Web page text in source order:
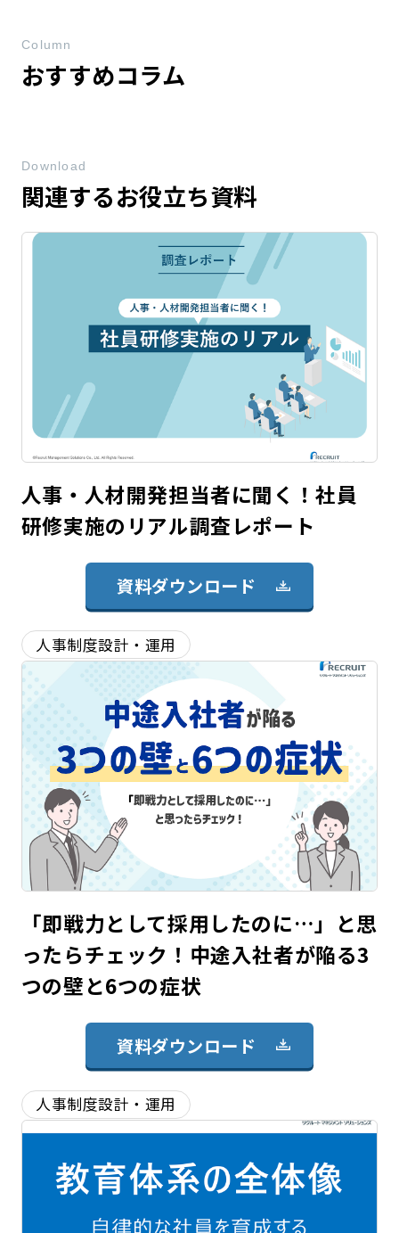
おすすめコラム
Column
関連するお役立ち資料
Download
人事・人材開発担当者に聞く！社員
研修実施のリアル調査レポート
資料ダウンロード
人事制度設計・運用
「即戦力として採用したのに…」と思
ったらチェック！中途入社者が陥る3
つの壁と6つの症状
資料ダウンロード
人事制度設計・運用